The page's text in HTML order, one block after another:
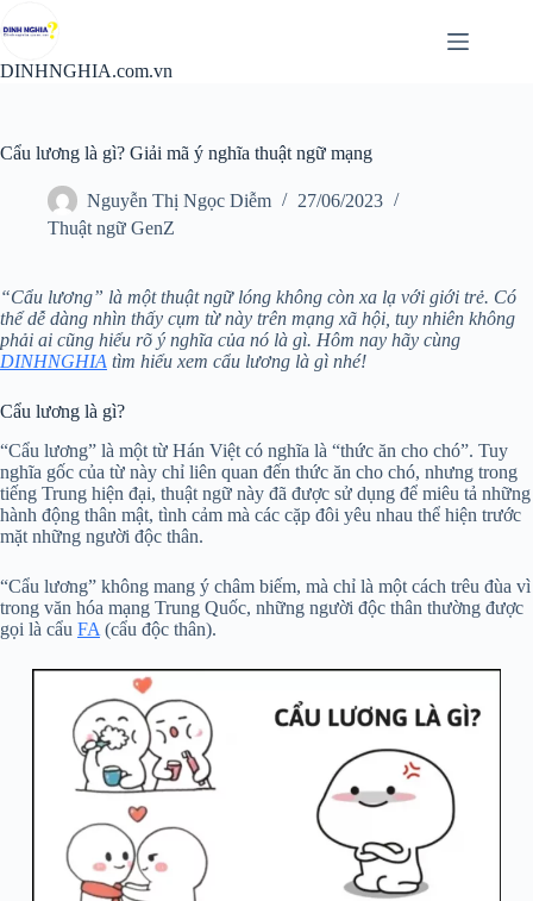
đến
nội
DINHNGHIA.com.vn
Cẩu lương là gì? Giải mã ý nghĩa thuật ngữ mạng
Nguyễn Thị Ngọc Diễm
27/06/2023
Thuật ngữ GenZ
“Cẩu lương” là một thuật ngữ lóng không còn xa lạ với giới trẻ. Có
thể dễ dàng nhìn thấy cụm từ này trên mạng xã hội, tuy nhiên không
phải ai cũng hiểu rõ ý nghĩa của nó là gì. Hôm nay hãy cùng
DINHNGHIA tìm hiểu xem cẩu lương là gì nhé!
Cẩu lương là gì?
“Cẩu lương” là một từ Hán Việt có nghĩa là “thức ăn cho chó”. Tuy
nghĩa gốc của từ này chỉ liên quan đến thức ăn cho chó, nhưng trong
tiếng Trung hiện đại, thuật ngữ này đã được sử dụng để miêu tả những
hành động thân mật, tình cảm mà các cặp đôi yêu nhau thể hiện trước
mặt những người độc thân.
“Cẩu lương” không mang ý châm biếm, mà chỉ là một cách trêu đùa vì
trong văn hóa mạng Trung Quốc, những người độc thân thường được
gọi là cẩu FA (cẩu độc thân).